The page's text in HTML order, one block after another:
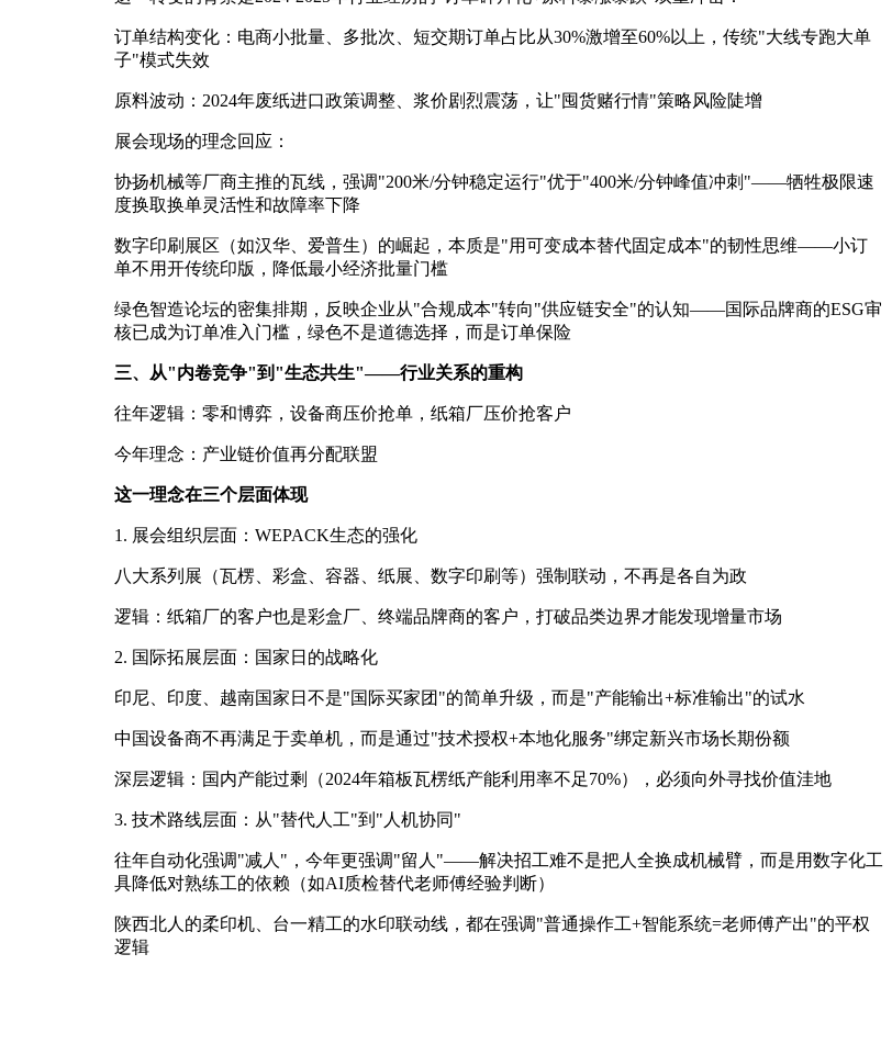
订单结构变化：电商小批量、多批次、短交期订单占比从30%激增至60%以上，传统"大线专跑大单
子"模式失效
原料波动：2024年废纸进口政策调整、浆价剧烈震荡，让"囤货赌行情"策略风险陡增
展会现场的理念回应：
协扬机械等厂商主推的瓦线，强调"200米/分钟稳定运行"优于"400米/分钟峰值冲刺"——牺牲极限速
度换取换单灵活性和故障率下降
数字印刷展区（如汉华、爱普生）的崛起，本质是"用可变成本替代固定成本"的韧性思维——小订
单不用开传统印版，降低最小经济批量门槛
绿色智造论坛的密集排期，反映企业从"合规成本"转向"供应链安全"的认知——国际品牌商的ESG审
核已成为订单准入门槛，绿色不是道德选择，而是订单保险
三、从"内卷竞争"到"生态共生"——行业关系的重构
往年逻辑：零和博弈，设备商压价抢单，纸箱厂压价抢客户
今年理念：产业链价值再分配联盟
这一理念在三个层面体现
1. 展会组织层面：WEPACK生态的强化
八大系列展（瓦楞、彩盒、容器、纸展、数字印刷等）强制联动，不再是各自为政
逻辑：纸箱厂的客户也是彩盒厂、终端品牌商的客户，打破品类边界才能发现增量市场
2. 国际拓展层面：国家日的战略化
印尼、印度、越南国家日不是"国际买家团"的简单升级，而是"产能输出+标准输出"的试水
中国设备商不再满足于卖单机，而是通过"技术授权+本地化服务"绑定新兴市场长期份额
深层逻辑：国内产能过剩（2024年箱板瓦楞纸产能利用率不足70%），必须向外寻找价值洼地
3. 技术路线层面：从"替代人工"到"人机协同"
往年自动化强调"减人"，今年更强调"留人"——解决招工难不是把人全换成机械臂，而是用数字化工
具降低对熟练工的依赖（如AI质检替代老师傅经验判断）
陕西北人的柔印机、台一精工的水印联动线，都在强调"普通操作工+智能系统=老师傅产出"的平权
逻辑